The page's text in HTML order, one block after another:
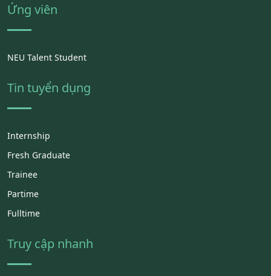
Ứng viên
NEU Talent Student
Tin tuyển dụng
Internship
Fresh Graduate
Trainee
Partime
Fulltime
Truy cập nhanh